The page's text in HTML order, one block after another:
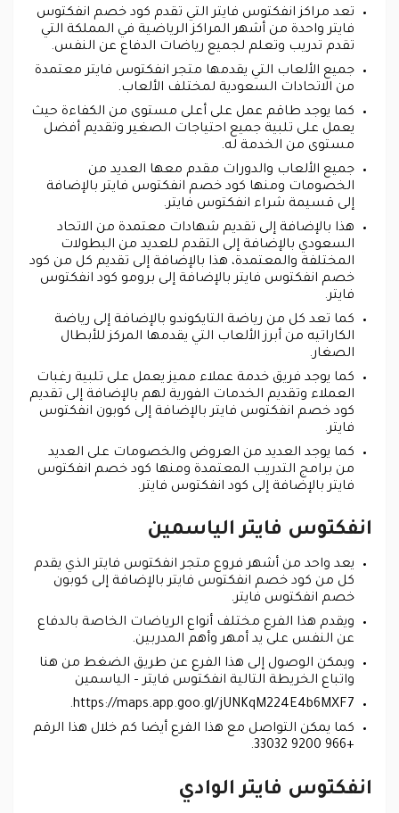
تعد مراكز انفكتوس فايتر التي تقدم كود خصم انفكتوس
فايتر واحدة من أشهر المراكز الرياضية في المملكة التي
تقدم تدريب وتعلم لجميع رياضات الدفاع عن النفس.
جميع الألعاب التي يقدمها متجر انفكتوس فايتر معتمدة
من الاتحادات السعودية لمختلف الألعاب.
كما يوجد طاقم عمل على أعلى مستوى من الكفاءة حيث
يعمل على تلبية جميع احتياجات الصغير وتقديم أفضل
مستوى من الخدمة له.
جميع الألعاب والدورات مقدم معها العديد من
الخصومات ومنها كود خصم انفكتوس فايتر بالإضافة
إلى قسيمة شراء انفكتوس فايتر.
هذا بالإضافة إلى تقديم شهادات معتمدة من الاتحاد
السعودي بالإضافة إلى التقدم للعديد من البطولات
المختلفة والمعتمدة، هذا بالإضافة إلى تقديم كل من كود
خصم انفكتوس فايتر بالإضافة إلى برومو كود انفكتوس
فايتر.
كما تعد كل من رياضة التايكوندو بالإضافة إلى رياضة
الكاراتيه من أبرز الألعاب التي يقدمها المركز للأبطال
الصغار.
كما يوجد فريق خدمة عملاء مميز يعمل على تلبية رغبات
العملاء وتقديم الخدمات الفورية لهم بالإضافة إلى تقديم
كود خصم انفكتوس فايتر بالإضافة إلى كوبون انفكتوس
فايتر.
كما يوجد العديد من العروض والخصومات على العديد
من برامج التدريب المعتمدة ومنها كود خصم انفكتوس
فايتر بالإضافة إلى كود انفكتوس فايتر.
انفكتوس فايتر الياسمين
يعد واحد من أشهر فروع متجر انفكتوس فايتر الذي يقدم
كل من كود خصم انفكتوس فايتر بالإضافة إلى كوبون
خصم انفكتوس فايتر.
ويقدم هذا الفرع مختلف أنواع الرياضات الخاصة بالدفاع
عن النفس على يد أمهر وأهم المدربين.
ويمكن الوصول إلى هذا الفرع عن طريق الضغط من هنا
واتباع الخريطة التالية انفكتوس فايتر – الياسمين
https://maps.app.goo.gl/jUNKqM224E4b6MXF7.
كما يمكن التواصل مع هذا الفرع أيضا كم خلال هذا الرقم
+966 9200 33032.
انفكتوس فايتر الوادي